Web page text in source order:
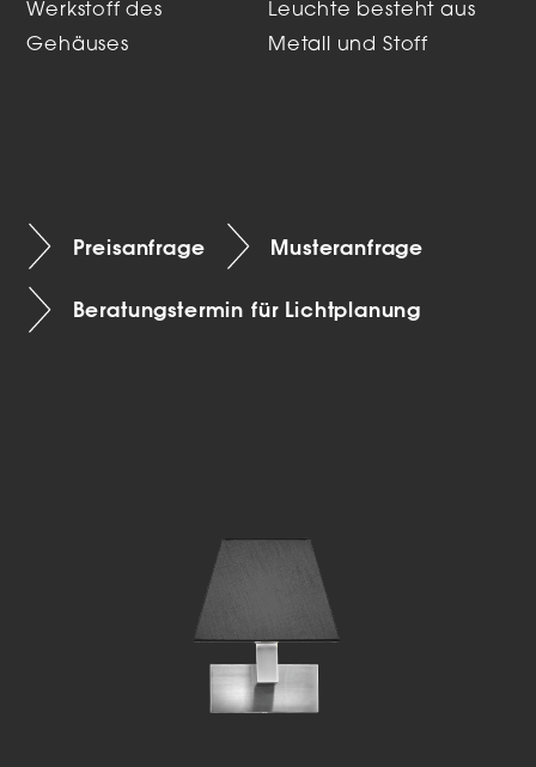
Werkstoff des
Gehäuses
Leuchte besteht aus
Metall und Stoff
Preisanfrage Musteranfrage
Beratungstermin für Lichtplanung